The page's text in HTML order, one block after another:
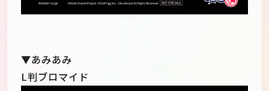
▼あみあみ
L判ブロマイド